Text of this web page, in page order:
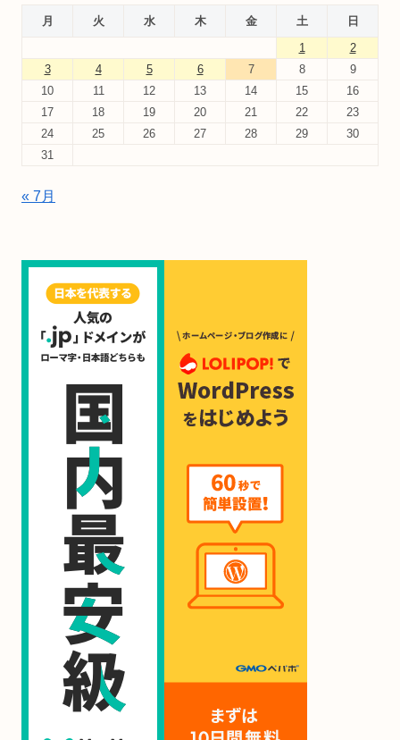
月 火 水 木 金 土
日
1
2
3
4 5 6 7 8
9
10
11 12 13 14 15
16
17
18 19 20 21 22
23
24
25 26 27 28 29
30
31
« 7月